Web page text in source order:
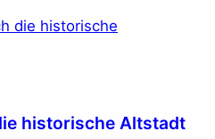
historische Altstadt